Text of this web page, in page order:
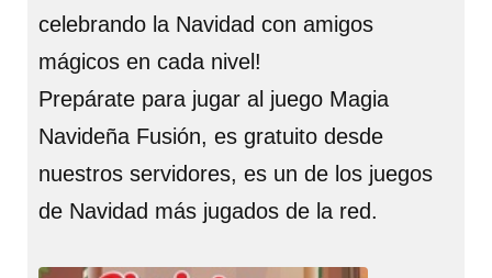
celebrando la Navidad con amigos
mágicos en cada nivel!
Prepárate para jugar al juego Magia
Navideña Fusión, es gratuito desde
nuestros servidores, es un de los juegos
de Navidad más jugados de la red.